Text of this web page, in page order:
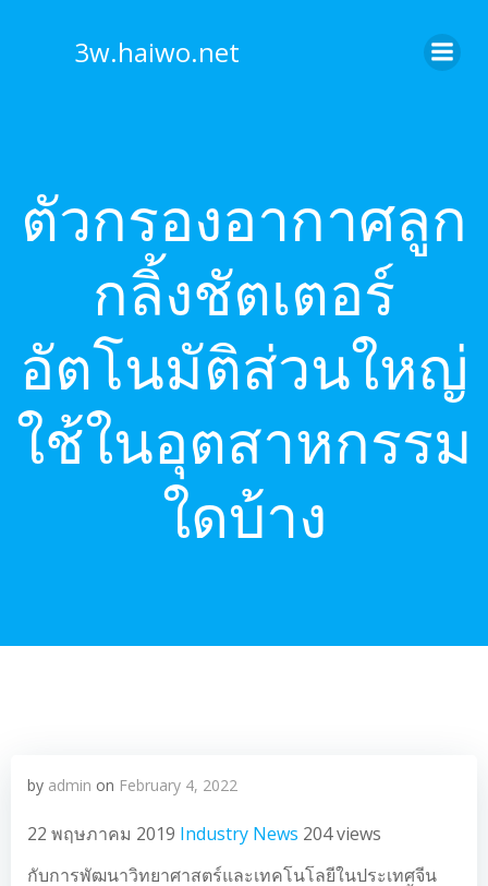
3w.haiwo.net
ตัวกรองอากาศลูก
กลิ้งชัตเตอร์
อัตโนมัติส่วนใหญ่
ใช้ในอุตสาหกรรม
ใดบ้าง
by admin on February 4, 2022
22 พฤษภาคม 2019 Industry News 204 views
กับการพัฒนาวิทยาศาสตร์และเทคโนโลยีในประเทศจีน